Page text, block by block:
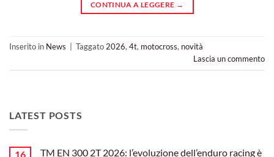
CONTINUA A LEGGERE →
Inserito in News Taggato2026,4t, motocross, novità
Lascia un commento
LATEST POSTS
16
TM EN 300 2T 2026: l’evoluzione dell’enduro racing è